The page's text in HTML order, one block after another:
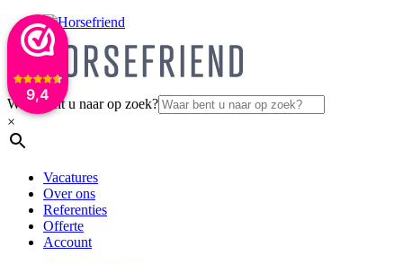
9,4
Waar bent u naar op zoek?
×
Vacatures
Over ons
Referenties
Offerte
Account